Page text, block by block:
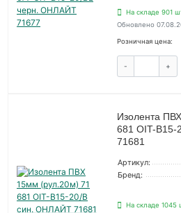
На складе 901
Обновлено
Розничная цена:
- +
Изолента
681 OIT-
71681
Артикул:
Бренд:
На складе 1045